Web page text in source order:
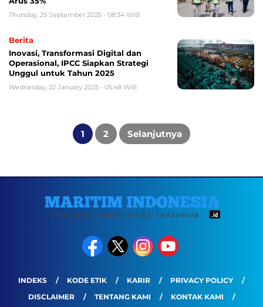
Thursday, 25 September 2025 - 08:34 WIB
Berita
Inovasi, Transformasi Digital dan
Operasional, IPCC Siapkan Strategi
Unggul untuk Tahun 2025
Wednesday, 22 January 2025 - 05:48 WIB
pagination
1 2 Selanjutnya
INDEKS KODE ETIK KARIR
PRIVACY POLICY
DISCLAIMER
TENTANG KAMI KONTAK KAMI